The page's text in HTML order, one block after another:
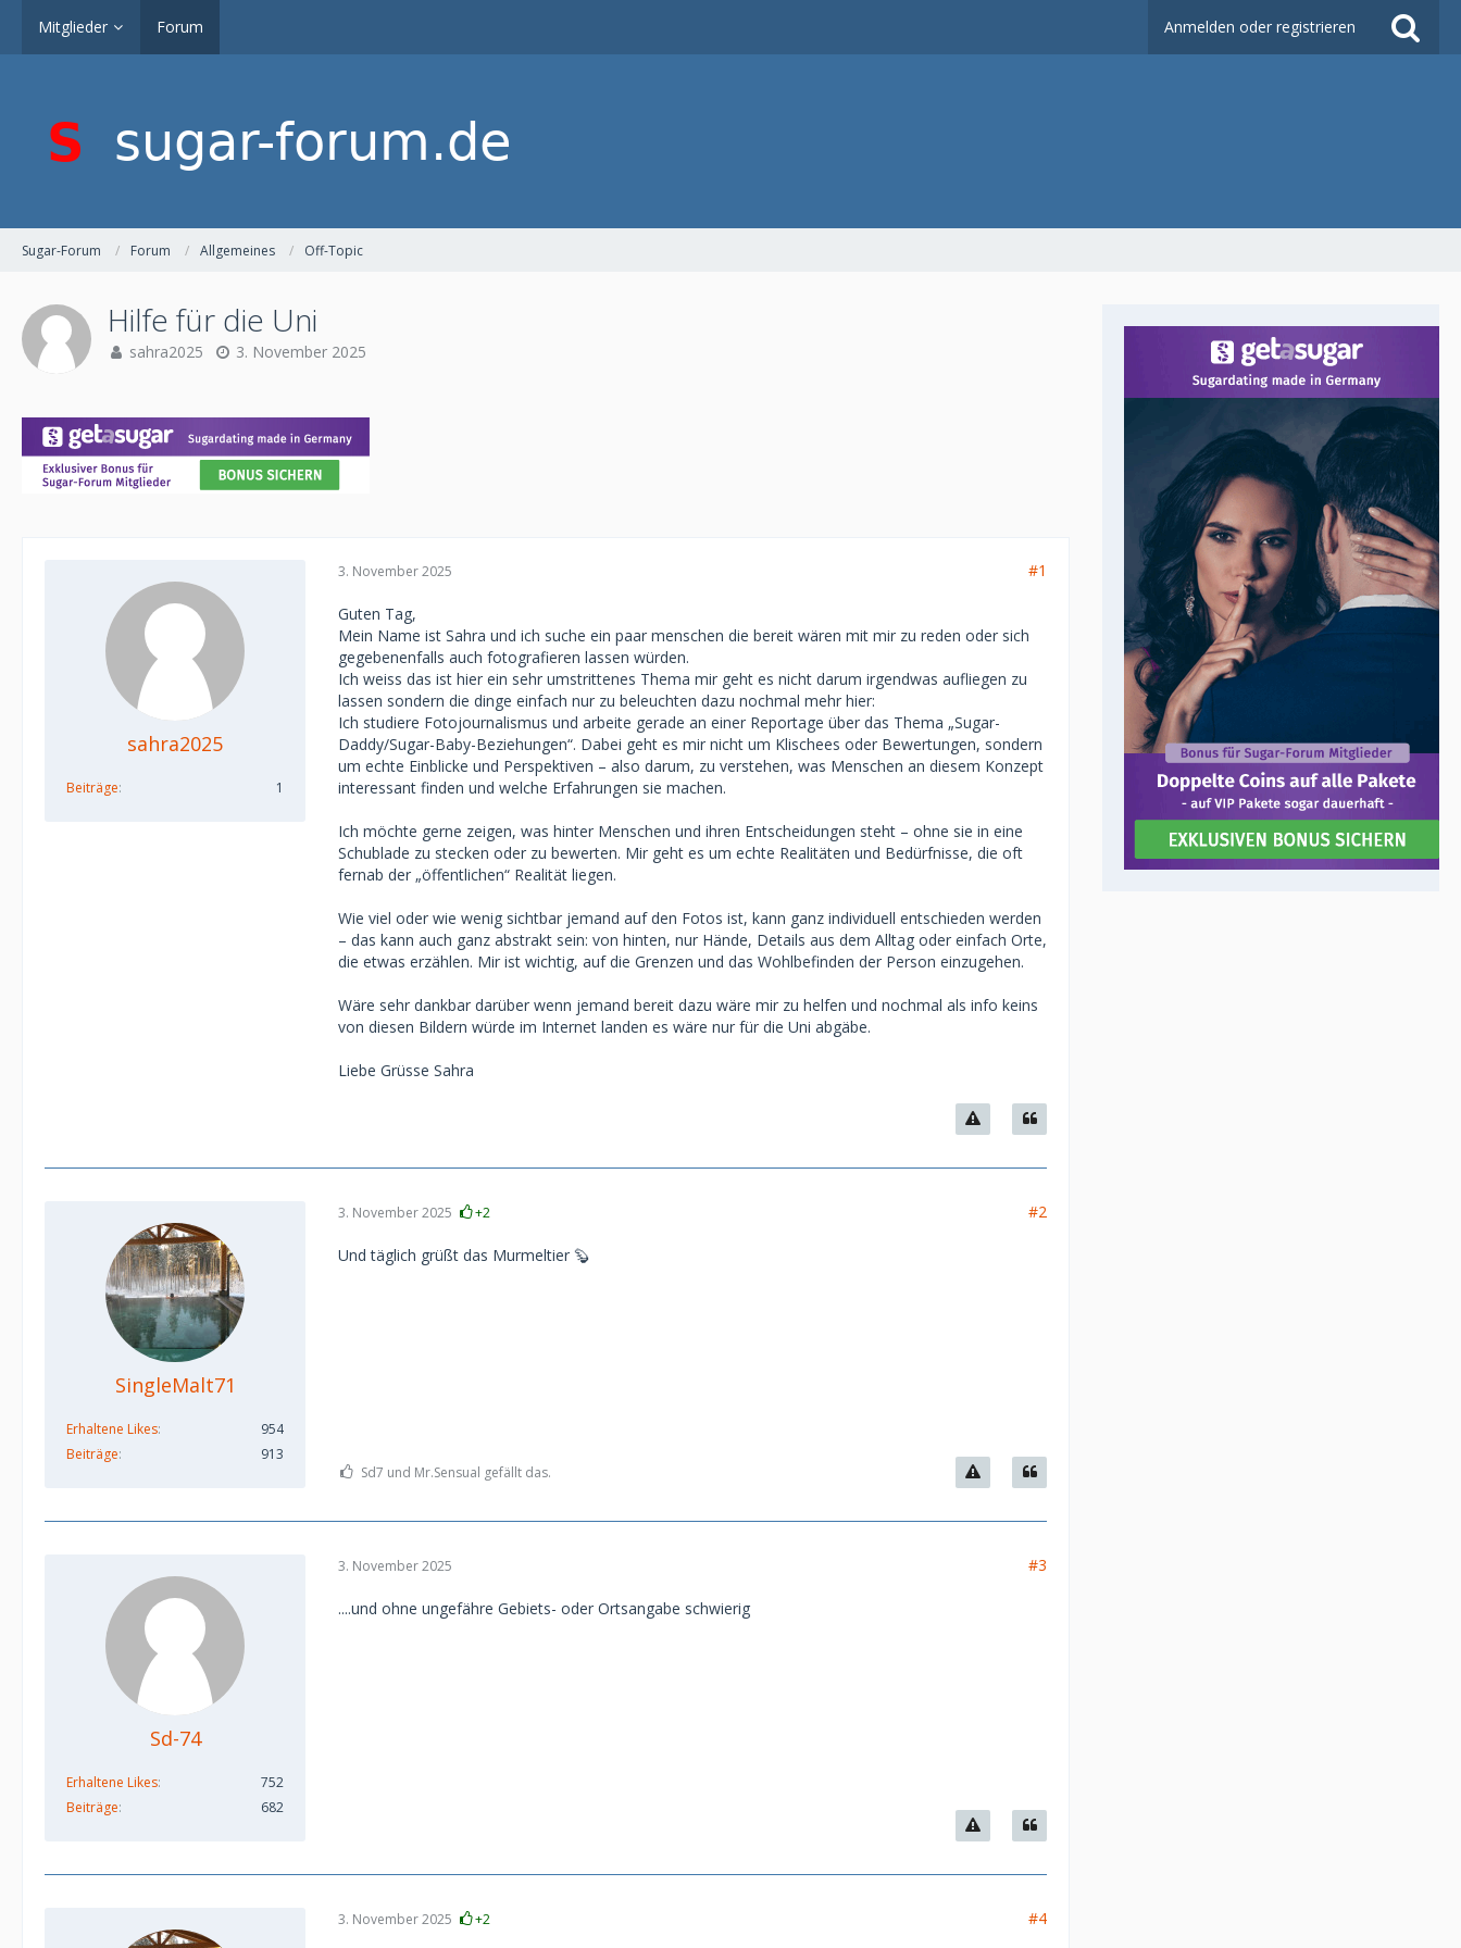
Mitglieder Forum Anmelden oder registrieren
Sugar-Forum Forum Allgemeines Off-Topic
Hilfe für die Uni
sahra2025 3. November 2025
sahra2025
Beiträge 1
3. November 2025 #1
Guten Tag,
Mein Name ist Sahra und ich suche ein paar menschen die bereit wären mit mir zu reden oder sich
gegebenenfalls auch fotografieren lassen würden.
Ich weiss das ist hier ein sehr umstrittenes Thema mir geht es nicht darum irgendwas aufliegen zu
lassen sondern die dinge einfach nur zu beleuchten dazu nochmal mehr hier:
Ich studiere Fotojournalismus und arbeite gerade an einer Reportage über das Thema „Sugar-
Daddy/Sugar-Baby-Beziehungen“. Dabei geht es mir nicht um Klischees oder Bewertungen, sondern
um echte Einblicke und Perspektiven – also darum, zu verstehen, was Menschen an diesem Konzept
interessant finden und welche Erfahrungen sie machen.
Ich möchte gerne zeigen, was hinter Menschen und ihren Entscheidungen steht – ohne sie in eine
Schublade zu stecken oder zu bewerten. Mir geht es um echte Realitäten und Bedürfnisse, die oft
fernab der „öffentlichen“ Realität liegen.
Wie viel oder wie wenig sichtbar jemand auf den Fotos ist, kann ganz individuell entschieden werden
– das kann auch ganz abstrakt sein: von hinten, nur Hände, Details aus dem Alltag oder einfach Orte,
die etwas erzählen. Mir ist wichtig, auf die Grenzen und das Wohlbefinden der Person einzugehen.
Wäre sehr dankbar darüber wenn jemand bereit dazu wäre mir zu helfen und nochmal als info keins
von diesen Bildern würde im Internet landen es wäre nur für die Uni abgäbe.
Liebe Grüsse Sahra
SingleMalt71
Erhaltene Likes
954
Beiträge
913
3. November 2025 +2 #2
Und täglich grüßt das Murmeltier 🦫
Sd7 und Mr.Sensual gefällt das.
Sd-74
Erhaltene Likes
752
Beiträge
682
3. November 2025 #3
....und ohne ungefähre Gebiets- oder Ortsangabe schwierig
3. November 2025 +2 #4